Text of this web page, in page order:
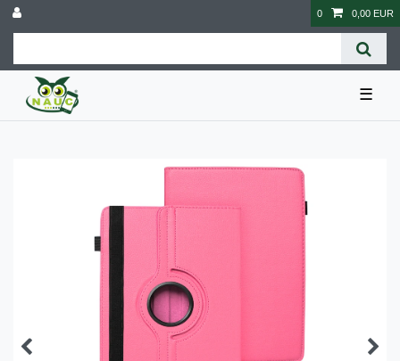
0 0,00 EUR
☰